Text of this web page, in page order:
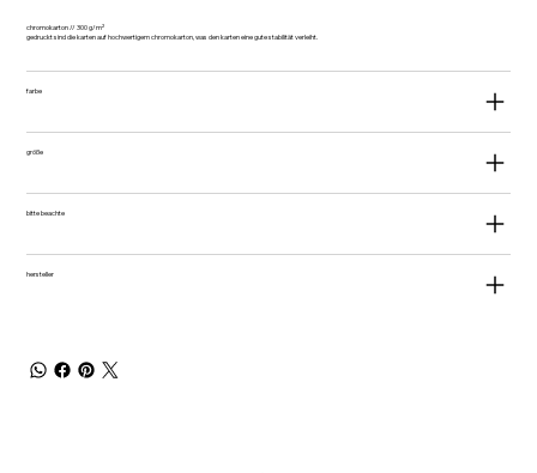
chromokarton // 300 g/m²
gedruckt sind die karten auf hochwertigem chromokarton, was den karten eine gute stabilität verleiht.
farbe
größe
bitte beachte
hersteller